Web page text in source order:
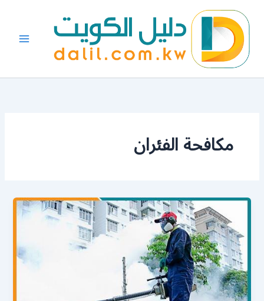
المحتوى
مكافحة الفئران